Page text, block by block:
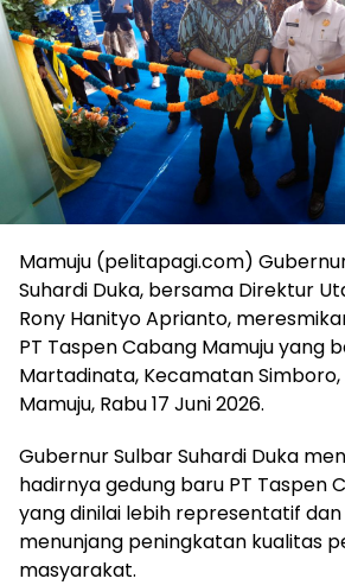
Mamuju (pelitapagi.com)
Suhardi Duka, bersama Direktur
Rony Hanityo Aprianto,
PT Taspen Cabang Mamuju yang
Martadinata, Kecamatan
Mamuju, Rabu 17 Juni 2026.
Gubernur Sulbar Suhardi Duka
hadirnya gedung baru PT Taspen
yang dinilai lebih representatif
menunjang peningkatan kualitas
masyarakat.